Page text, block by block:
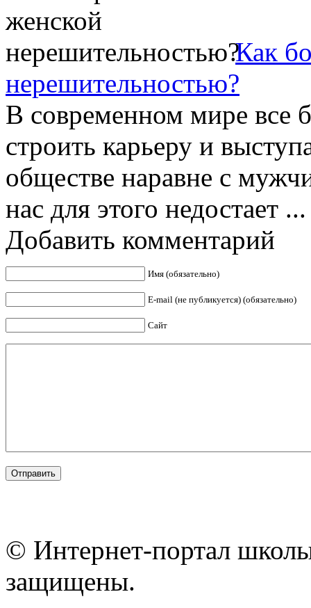
Как
нерешительностью?
В современном мире все
строить карьеру и
обществе наравне с
нас для этого недостает ...
Добавить комментарий
Имя (обязательно)
E-mail (не публикуется) (обязательно)
Сайт
© Интернет-портал
защищены.